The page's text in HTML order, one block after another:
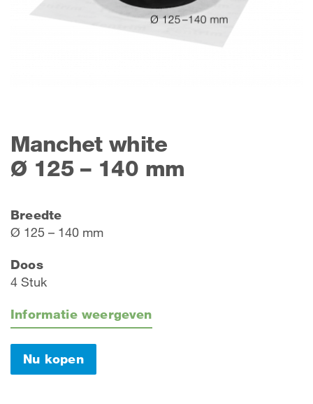
Manchet white
Ø 125 – 140 mm
Breedte
Ø 125 – 140 mm
Doos
4 Stuk
Informatie weergeven
Nu kopen